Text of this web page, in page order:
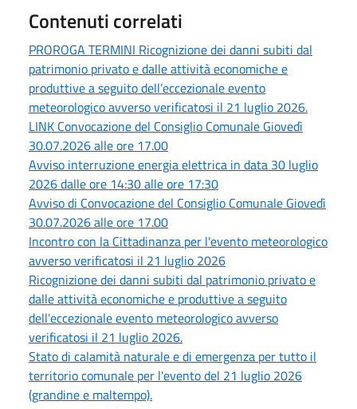
Contenuti correlati
PROROGA TERMINI Ricognizione dei danni subiti dal
patrimonio privato e dalle attività economiche e
produttive a seguito dell’eccezionale evento
meteorologico avverso verificatosi il 21 luglio 2026.
LINK Convocazione del Consiglio Comunale Giovedì
30.07.2026 alle ore 17.00
Avviso interruzione energia elettrica in data 30 luglio
2026 dalle ore 14:30 alle ore 17:30
Avviso di Convocazione del Consiglio Comunale Giovedì
30.07.2026 alle ore 17.00
Incontro con la Cittadinanza per l'evento meteorologico
avverso verificatosi il 21 luglio 2026
Ricognizione dei danni subiti dal patrimonio privato e
dalle attività economiche e produttive a seguito
dell’eccezionale evento meteorologico avverso
verificatosi il 21 luglio 2026.
Stato di calamità naturale e di emergenza per tutto il
territorio comunale per l'evento del 21 luglio 2026
(grandine e maltempo).